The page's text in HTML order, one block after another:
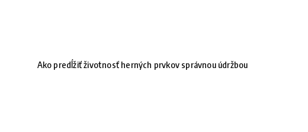
Ako predĺžiť životnosť herných prvkov správnou údržbou